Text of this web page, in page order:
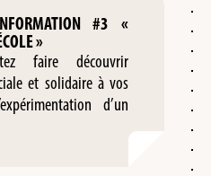
#3 «
»
faire découvrir
et solidaire à vos
d’un